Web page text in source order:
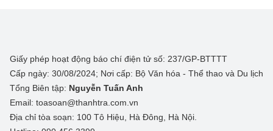
Giấy phép hoạt động báo chí điện tử số: 237/GP-BTTTT
Cấp ngày: 30/08/2024; Nơi cấp: Bộ Văn hóa - Thể thao và Du lịch
Tổng Biên tập: Nguyễn Tuấn Anh
Email: toasoan@thanhtra.com.vn
Địa chỉ tòa soạn: 100 Tô Hiệu, Hà Đông, Hà Nội.